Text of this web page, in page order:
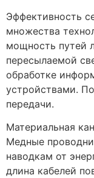
Эффективность
множества
мощность путей
пересылаемой
обработке
устройствами.
передачи.
Материальная
Медные
наводкам от
длина кабелей